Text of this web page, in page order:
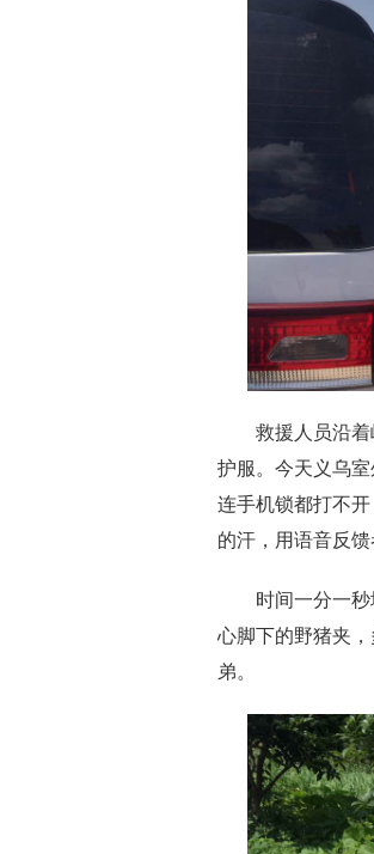
救援人员沿着崎
护服。今天义乌
连手机锁都打不
的汗，用语音反馈
时间一分一秒地
心脚下的野猪夹
弟。